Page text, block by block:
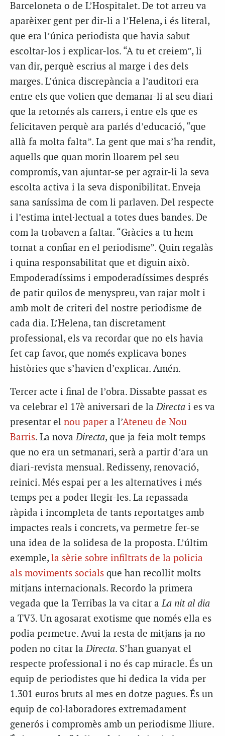
Barceloneta o de L’Hospitalet. De tot arreu va
aparèixer gent per dir-li a l’Helena, i és literal,
que era l’única periodista que havia sabut
escoltar-los i explicar-los. “A tu et creiem”, li
van dir, perquè escrius al marge i des dels
marges. L’única discrepància a l’auditori era
entre els que volien que demanar-li al seu diari
que la retornés als carrers, i entre els que es
felicitaven perquè ara parlés d’educació, “que
allà fa molta falta”. La gent que mai s’ha rendit,
aquells que quan morin lloarem pel seu
compromís, van ajuntar-se per agrair-li la seva
escolta activa i la seva disponibilitat. Enveja
sana saníssima de com li parlaven. Del respecte
i l’estima intel·lectual a totes dues bandes. De
com la trobaven a faltar. “Gràcies a tu hem
tornat a confiar en el periodisme”. Quin regalàs
i quina responsabilitat que et diguin això.
Empoderadíssims i empoderadíssimes després
de patir quilos de menyspreu, van rajar molt i
amb molt de criteri del nostre periodisme de
cada dia. L’Helena, tan discretament
professional, els va recordar que no els havia
fet cap favor, que només explicava bones
històries que s’havien d’explicar. Amén.
Tercer acte i final de l’obra. Dissabte passat es
va celebrar el 17è aniversari de laDirecta i es va
presentar el nou paper a l’Ateneu de Nou
Barris. La novaDirecta, que ja feia molt temps
que no era un setmanari, serà a partir d’ara un
diari-revista mensual. Redisseny, renovació,
reinici. Més espai per a les alternatives i més
temps per a poder llegir-les. La repassada
ràpida i incompleta de tants reportatges amb
impactes reals i concrets, va permetre fer-se
una idea de la solidesa de la proposta. L’últim
exemple, la sèrie sobre infiltrats de la policia
als moviments socials que han recollit molts
mitjans internacionals. Recordo la primera
vegada que la Terribas la va citar aLa nit al dia
a TV3. Un agosarat exotisme que només ella es
podia permetre. Avui la resta de mitjans ja no
poden no citar laDirecta. S’han guanyat el
respecte professional i no és cap miracle. És un
equip de periodistes que hi dedica la vida per
1.301 euros bruts al mes en dotze pagues. És un
equip de col·laboradores extremadament
generós i compromès amb un periodisme lliure.